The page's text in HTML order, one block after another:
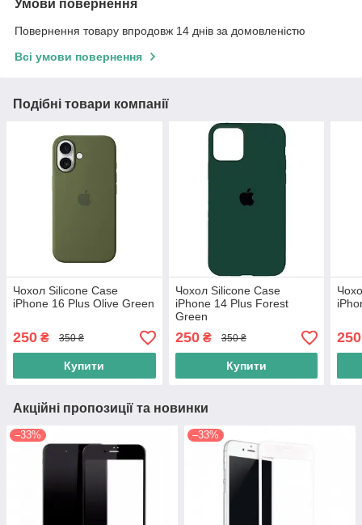
Умови повернення
Повернення товару впродовж 14 днів за домовленістю
Всі умови повернення
Подібні товари компанії
Чохол Silicone Case
iPhone 16 Plus Olive Green
250 ₴ 350 ₴
Купити
Чохол Silicone Case
iPhone 14 Plus Forest
Green
250₴ 350 ₴
Купити
250
Акційні пропозиції та новинки
–33% –33%